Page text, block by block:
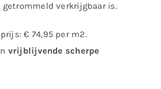
verkrijgbaar is.
€ 74,95 per m2.
vrijblijvende scherpe